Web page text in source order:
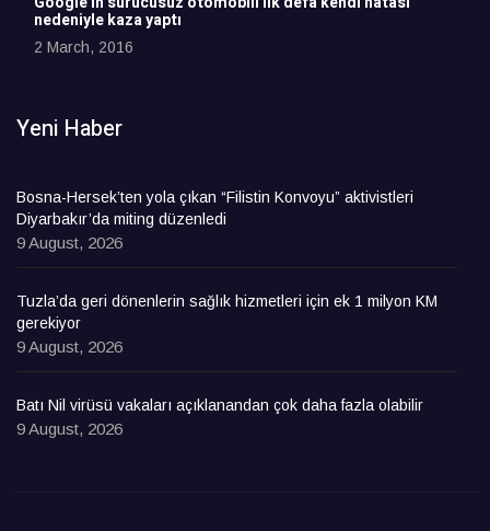
nedeniyle kaza yaptı
2 March, 2016
Yeni Haber
Bosna-Hersek’ten yola çıkan “Filistin Konvoyu” aktivistleri
Diyarbakır’da miting düzenledi
9 August, 2026
Tuzla’da geri dönenlerin sağlık hizmetleri için ek 1 milyon KM
gerekiyor
9 August, 2026
Batı Nil virüsü vakaları açıklanandan çok daha fazla olabilir
9 August, 2026